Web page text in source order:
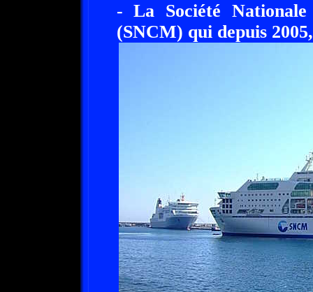
- La Société
(SNCM) qui depuis